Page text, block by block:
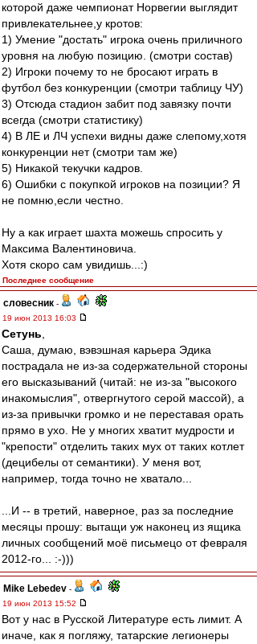
которой даже чемпионат Норвегии выглядит
привлекательнее,у кротов:
1) Умение "достать" игрока очень приличного
уровня на любую позицию. (смотри состав)
2) Игроки почему то не бросают играть в
футбол без конкуренции (смотри таблицу ЧУ)
3) Отсюда стадион забит под завязку почти
всегда (смотри статистику)
4) В ЛЕ и ЛЧ успехи видны даже слепому,хотя
конкуренции нет (смотри там же)
5) Никакой текучки кадров.
6) Ошибки с покупкой игроков на позиции? Я
не помню,если честно.
Ну а как играет шахта можешь спросить у
Максима Валентиновича.
Хотя скоро сам увидишь...:)
Последнее сообщение
словесник -
19 июн 2013 16:03
Сетунь
Саша, думаю, вэвэшная карьера Эдика
пострадала не из-за содержательной стороны
его высказываний (читай: не из-за "высокого
инакомыслия", отвергнутого серой массой), а
из-за привычки громко и не переставая орать
прямо в ухо. Не у многих хватит мудрости и
"крепости" отделить таких мух от таких котлет
(децибелы от семантики). У меня вот,
например, тогда точно не хватало...
...И -- в третий, наверное, раз за последние
месяцы прошу: вытащи уж наконец из ящика
личных сообщений моё письмецо от февраля
2012-го... :-)))
Mike Lebedev -
19 июн 2013 15:52
Вот у нас в Русской Литературе есть лимит. А
иначе, как я погляжу, татарские легионеры